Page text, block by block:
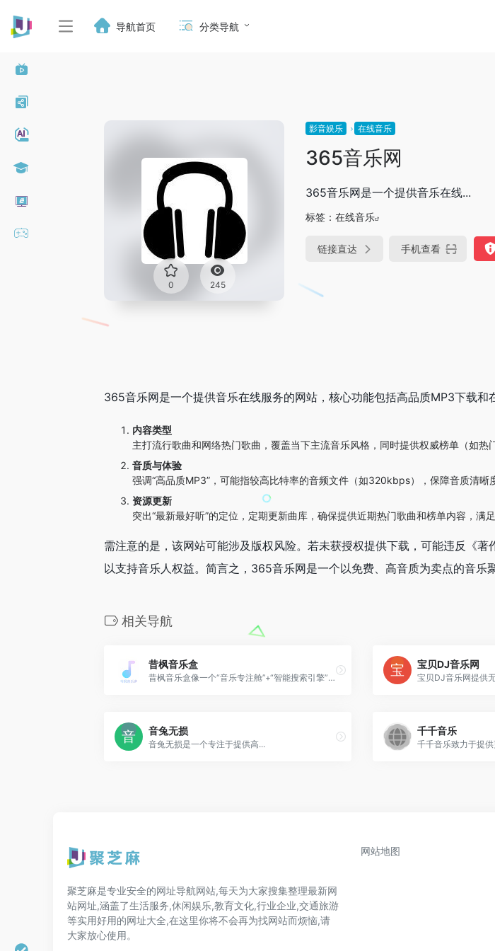
导航首页 分类导航
0 245
影音娱乐 在线音乐
365音乐网
365音乐网是一个提供音乐在线...
标签： 在线音乐
链接直达 手机查看
365音乐网是一个提供音乐在线服务的网站，核心功能包括高品质MP3下载和
内容类型
主打流行歌曲和网络热门歌曲，覆盖当下主流音乐风格，同时提供权威榜单（如热
音质与体验
强调“高品质MP3”，可能指较高比特率的音频文件（如320kbps），保障音质清晰
资源更新
突出“最新最好听”的定位，定期更新曲库，确保提供近期热门歌曲和榜单内容，满
需注意的是，该网站可能涉及版权风险。若未获授权提供下载，可能违反《
以支持音乐人权益。简言之，365音乐网是一个以免费、高音质为卖点的音乐
相关导航
昔枫音乐盒
昔枫音乐盒像一个“音乐专注舱”+“智能搜索引擎”，既优化听歌氛围，又让找歌更灵活高效。适合追求深度音乐体验的用户。
宝贝DJ音乐网
音兔无损
音兔无损是一个专注于提供高...
千千音乐
千千音乐致力于提
聚芝麻是专业安全的网址导航网站,每天为大家搜集整理最新网
站网址,涵盖了生活服务,休闲娱乐,教育文化,行业企业,交通旅游
等实用好用的网址大全,在这里你将不会再为找网站而烦恼,请
大家放心使用。
网站地图